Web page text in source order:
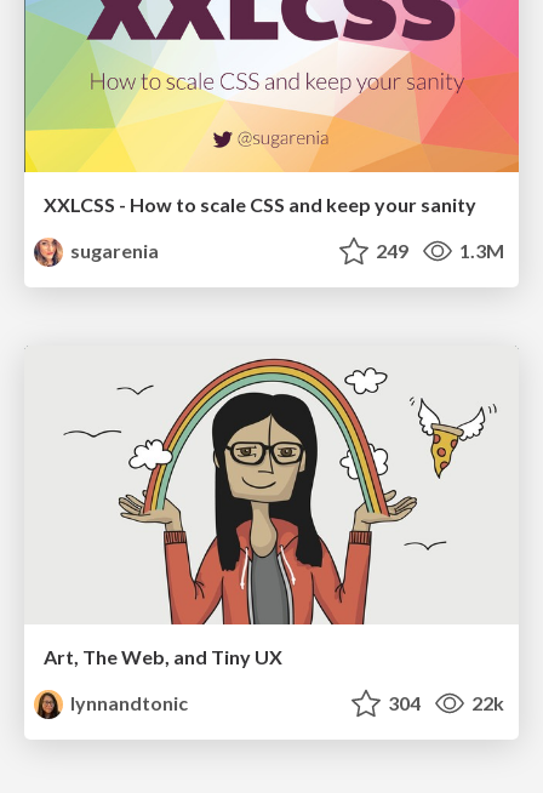
XXLCSS - How to scale CSS and keep your sanity
sugarenia
249 1.3M
Art, The Web, and Tiny UX
lynnandtonic
304 22k